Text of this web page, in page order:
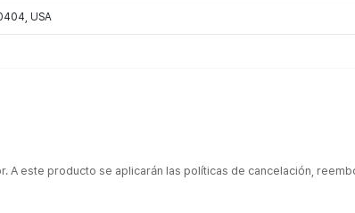
USA
este producto se aplicarán las políticas de cancelación,